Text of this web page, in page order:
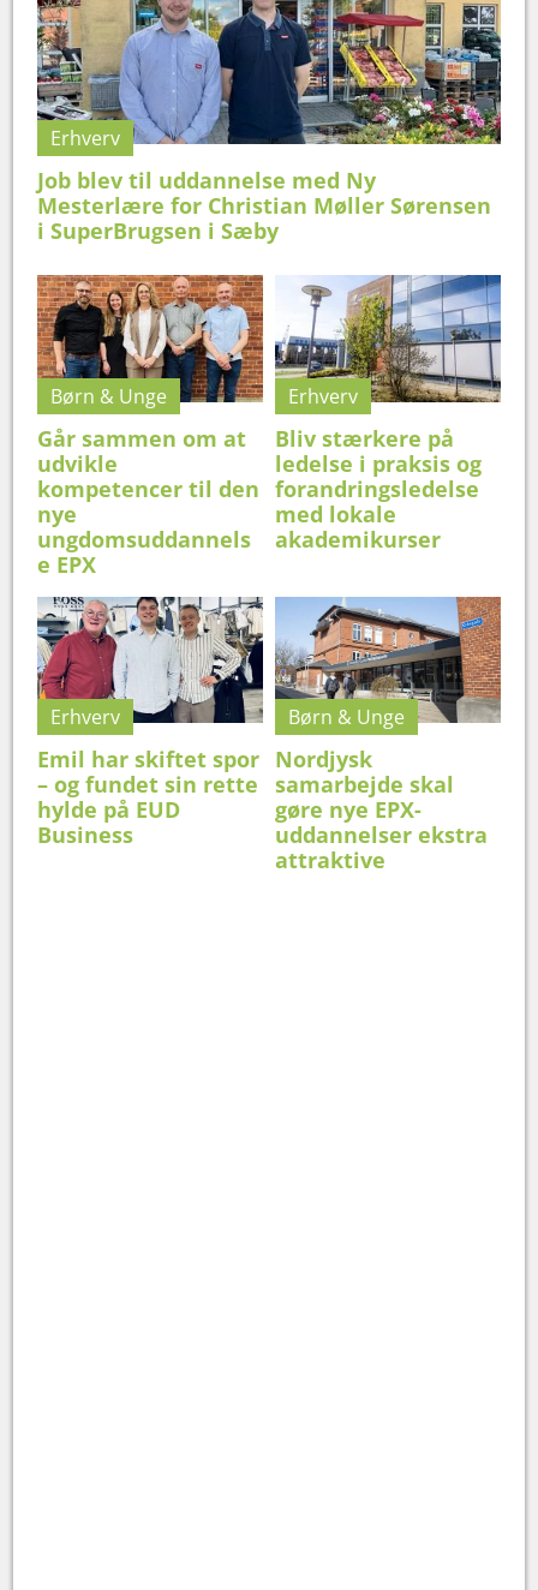
Erhverv
Job blev til uddannelse med Ny
Mesterlære for Christian Møller Sørensen
i SuperBrugsen i Sæby
Børn & Unge
Går sammen om at
udvikle
kompetencer til den
nye
ungdomsuddannels
e EPX
Erhverv
Bliv stærkere på
ledelse i praksis og
forandringsledelse
med lokale
akademikurser
Erhverv
Emil har skiftet spor
– og fundet sin rette
hylde på EUD
Business
Børn & Unge
Nordjysk
samarbejde skal
gøre nye EPX-
uddannelser ekstra
attraktive